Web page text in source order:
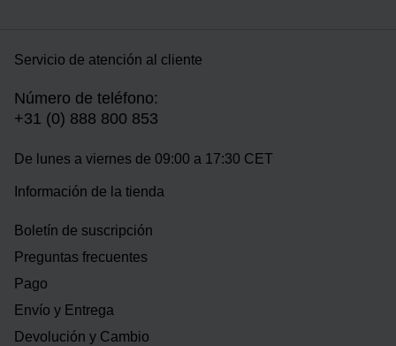
Servicio de atención al cliente
Número de teléfono:
+31 (0) 888 800 853
De lunes a viernes de 09:00 a 17:30 CET
Información de la tienda
Boletín de suscripción
Preguntas frecuentes
Pago
Envío y Entrega
Devolución y Cambio